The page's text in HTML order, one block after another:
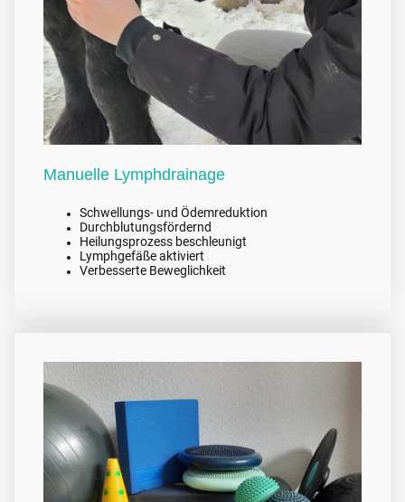
Manuelle Lymphdrainage
Schwellungs- und Ödemreduktion
Durchblutungsfördernd
Heilungsprozess beschleunigt
Lymphgefäße aktiviert
Verbesserte Beweglichkeit